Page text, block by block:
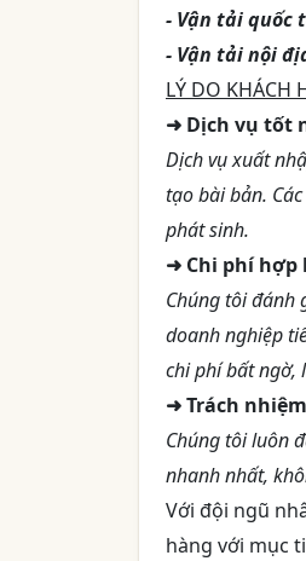
- Vận tải quốc
- Vận tải nội
LÝ DO KHÁCH
➜ Dịch vụ tốt
Dịch vụ xuất
tạo bài bản.
phát sinh.
➜ Chi phí hợp
Chúng tôi đánh
doanh nghiệp
chi phí bất ngờ,
➜ Trách
Chúng tôi luôn
nhanh nhất,
Với đội ngũ
hàng với mục